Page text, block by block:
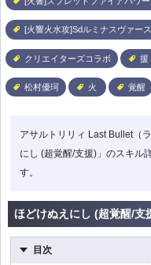
[火響火水攻]Sdルミナスヴァー
クリエイターズコラボ 援
松村優珂 火 覚醒
アサルトリリィ Last Bullet（
にし (超覚醒/支援)」のスキル
す。
ほどけぬえにし (超覚醒/支
目次